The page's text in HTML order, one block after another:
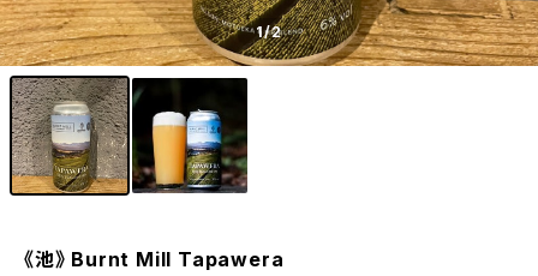
1/2
《池》 Burnt Mill Tapawera